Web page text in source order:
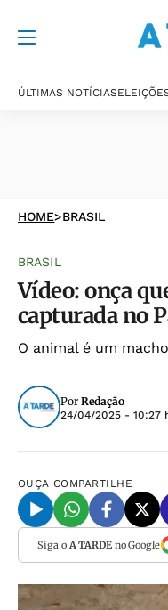
ÚLTIMAS NOTÍCIAS
HOME>BRASIL
BRASIL
Vídeo: onça
capturada no
O animal é um
Por Redação
24/04/2025 - 10:27
OUÇA COMPARTILHE
Siga o A TARDEno Google